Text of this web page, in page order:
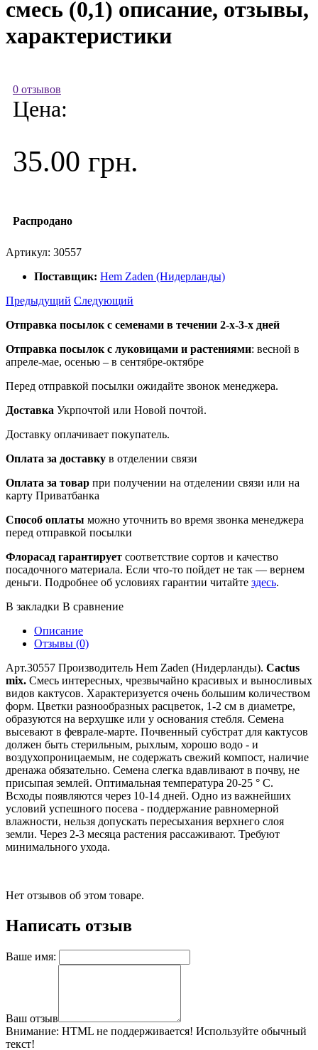
смесь (0,1) описание, отзывы,
характеристики
0 отзывов
Цена:
35.00 грн.
Распродано
Артикул: 30557
Поставщик: Hem Zaden (Нидерланды)
Предыдущий Следующий
Отправка посылок с семенами в течении 2-х-3-х дней
Отправка посылок с луковицами и растениями: весной в
апреле-мае, осенью – в сентябре-октябре
Перед отправкой посылки ожидайте звонок менеджера.
Доставка Укрпочтой или Новой почтой.
Доставку оплачивает покупатель.
Оплата за доставку в отделении связи
Оплата за товар при получении на отделении связи или на
карту Приватбанка
Способ оплаты можно уточнить во время звонка менеджера
перед отправкой посылки
Флорасад гарантирует соответствие сортов и качество
посадочного материала. Если что-то пойдет не так — вернем
деньги. Подробнее об условиях гарантии читайте здесь.
В закладки В сравнение
Описание
Отзывы (0)
Арт.30557 Производитель Hem Zaden (Нидерланды). Cactus
mix. Смесь интересных, чрезвычайно красивых и выносливых
видов кактусов. Характеризуется очень большим количеством
форм. Цветки разнообразных расцветок, 1-2 см в диаметре,
образуются на верхушке или у основания стебля. Семена
высевают в феврале-марте. Почвенный субстрат для кактусов
должен быть стерильным, рыхлым, хорошо водо - и
воздухопроницаемым, не содержать свежий компост, наличие
дренажа обязательно. Семена слегка вдавливают в почву, не
присыпая землей. Оптимальная температура 20-25 ° С.
Всходы появляются через 10-14 дней. Одно из важнейших
условий успешного посева - поддержание равномерной
влажности, нельзя допускать пересыхания верхнего слоя
земли. Через 2-3 месяца растения рассаживают. Требуют
минимального ухода.
Нет отзывов об этом товаре.
Написать отзыв
Ваше имя:
Ваш отзыв
Внимание: HTML не поддерживается! Используйте обычный
текст!